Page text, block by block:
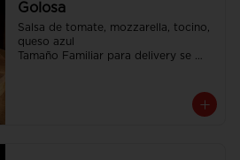
Golosa
Salsa de tomate, mozzarella, tocino,
queso azul
Tamaño Familiar para delivery se